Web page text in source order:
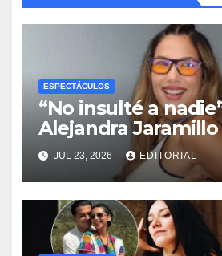
ESPECTÁCULOS
“No insulté a
Alejandra Jaramillo
defiende tras
de la TV por burlas
Selección Mexicana
JUL 23, 2026 EDITORIAL